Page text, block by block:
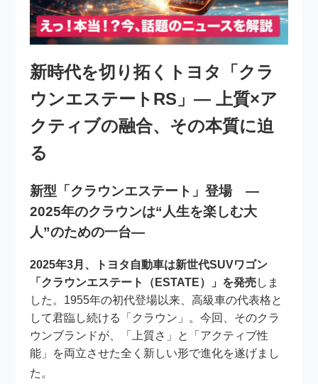
新時代を切り拓くトヨタ「クラ
ウンエステートRS」— 上質×ア
クティブの融合、その本質に迫
る
新型「クラウンエステート」登場 —
2025年のクラウンは“人生を楽しむ大
人”のための一台—
2025年3月、トヨタ自動車は新世代SUVワゴン
「クラウンエステート（ESTATE）」を発売しま
した。1955年の初代登場以来、高級車の代表格と
して君臨し続ける「クラウン」。今回、そのクラ
ウンブランドが、「上質さ」と「アクティブ性
能」を両立させた全く新しい形で進化を遂げまし
た 。